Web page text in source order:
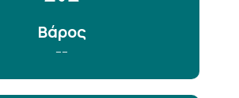
Βάρος
----